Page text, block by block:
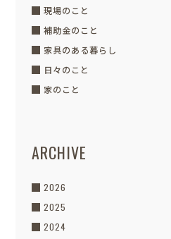
現場のこと
補助金のこと
家具のある暮らし
日々のこと
家のこと
ARCHIVE
2026
2025
2024